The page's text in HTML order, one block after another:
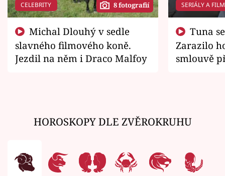
CELEBRITY 8 fotografií
slavného filmového koně.
Jezdil na něm i Draco Malfoy
SERIÁLY A
Zarazilo
smlouvě
HOROSKOPY DLE ZVĚROKRUHU